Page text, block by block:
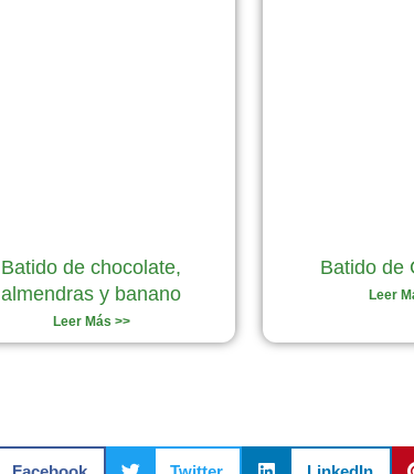
Batido de chocolate,
almendras y banano
Leer Más >>
Batido de
Leer